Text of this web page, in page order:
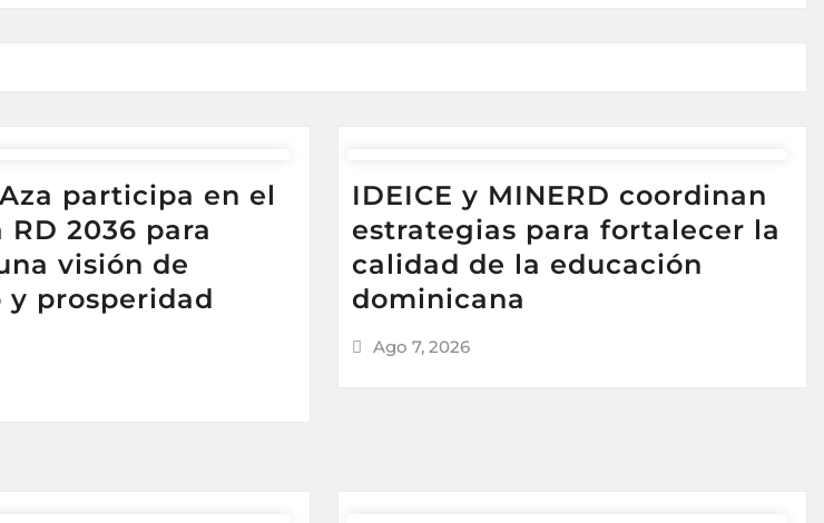
participa en el
RD 2036 para
visión de
y prosperidad
IDEICE y MINERD coordinan
estrategias para fortalecer la
calidad de la educación
dominicana
Ago 7, 2026